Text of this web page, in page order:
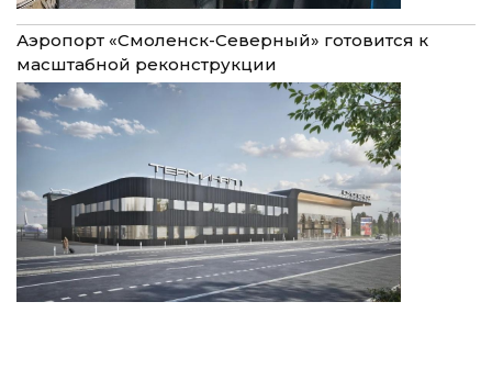
Аэропорт «Смоленск-Северный» готовится к
масштабной реконструкции